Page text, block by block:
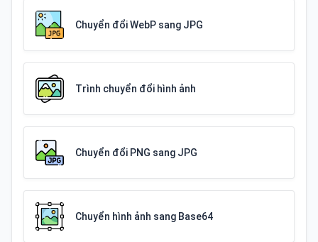
Chuyển đổi WebP sang JPG
Trình chuyển đổi hình ảnh
Chuyển đổi PNG sang JPG
Chuyển hình ảnh sang Base64